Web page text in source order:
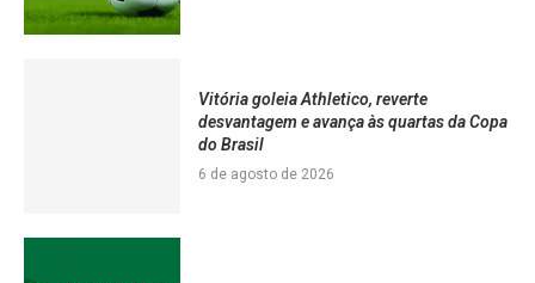
Vitória goleia Athletico, reverte
desvantagem e avança às quartas da Copa
do Brasil
6 de agosto de 2026